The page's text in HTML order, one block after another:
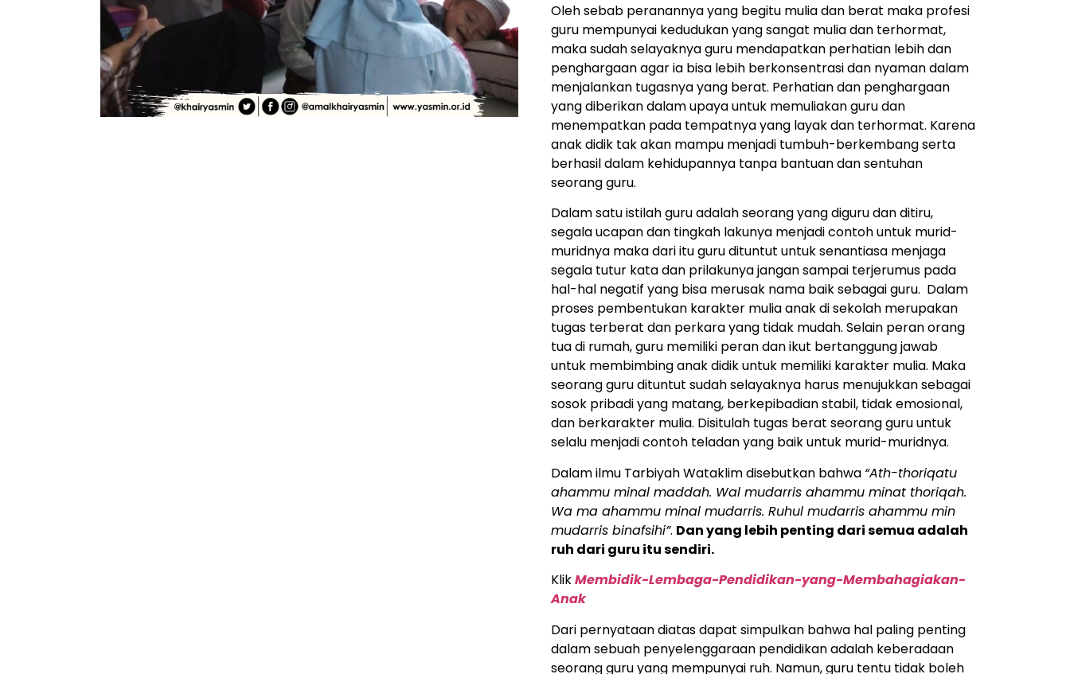
Oleh sebab peranannya yang begitu mulia dan berat maka profesi
guru mempunyai kedudukan yang sangat mulia dan terhormat,
maka sudah selayaknya guru mendapatkan perhatian lebih dan
penghargaan agar ia bisa lebih berkonsentrasi dan nyaman dalam
menjalankan tugasnya yang berat. Perhatian dan penghargaan
yang diberikan dalam upaya untuk memuliakan guru dan
menempatkan pada tempatnya yang layak dan terhormat. Karena
anak didik tak akan mampu menjadi tumbuh-berkembang serta
berhasil dalam kehidupannya tanpa bantuan dan sentuhan
seorang guru.
Dalam satu istilah guru adalah seorang yang diguru dan ditiru,
segala ucapan dan tingkah lakunya menjadi contoh untuk murid-
muridnya maka dari itu guru dituntut untuk senantiasa menjaga
segala tutur kata dan prilakunya jangan sampai terjerumus pada
hal-hal negatif yang bisa merusak nama baik sebagai guru. Dalam
proses pembentukan karakter mulia anak di sekolah merupakan
tugas terberat dan perkara yang tidak mudah. Selain peran orang
tua di rumah, guru memiliki peran dan ikut bertanggung jawab
untuk membimbing anak didik untuk memiliki karakter mulia. Maka
seorang guru dituntut sudah selayaknya harus menujukkan sebagai
sosok pribadi yang matang, berkepibadian stabil, tidak emosional,
dan berkarakter mulia. Disitulah tugas berat seorang guru untuk
selalu menjadi contoh teladan yang baik untuk murid-muridnya.
Dalam ilmu Tarbiyah Wataklim disebutkan bahwa “Ath-thoriqatu
ahammu minal maddah. Wal mudarris ahammu minat thoriqah.
Wa ma ahammu minal mudarris. Ruhul mudarris ahammu min
mudarris binafsihi”. Dan yang lebih penting dari semua adalah
ruh dari guru itu sendiri.
KlikMembidik-Lembaga-Pendidikan-yang-Membahagiakan-
Anak
Dari pernyataan diatas dapat simpulkan bahwa hal paling penting
dalam sebuah penyelenggaraan pendidikan adalah keberadaan
seorang guru yang mempunyai ruh. Namun, guru tentu tidak boleh